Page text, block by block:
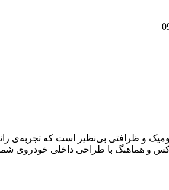
و ظرافتی بی‌نظیر است که تجربه‌ی
و هماهنگ با طراحی داخلی خودروی